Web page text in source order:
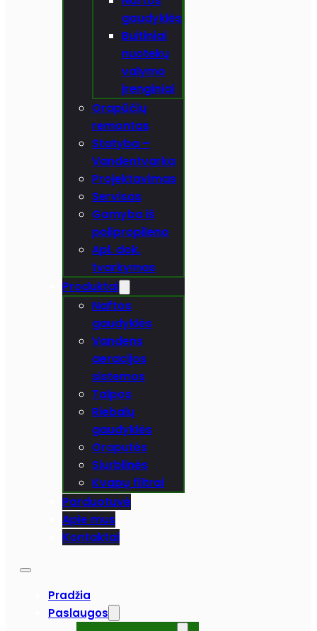
gaudyklės
Buitiniai
nuotekų
valymo
įrenginiai
Orapūčių
remontas
Statyba –
Vandentvarka
Projektavimas
Servisas
Gamyba iš
polipropileno
Apl. dok.
tvarkymas
Produktai
Naftos
gaudyklės
Vandens
aeracijos
sistemos
Talpos
Riebalų
gaudyklės
Oraputės
Siurblinės
Kvapų filtrai
Parduotuvė
Apie mus
Kontaktai
Pradžia
Paslaugos